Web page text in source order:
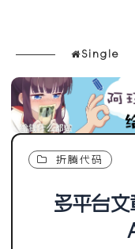
Single
折腾代码
多平台